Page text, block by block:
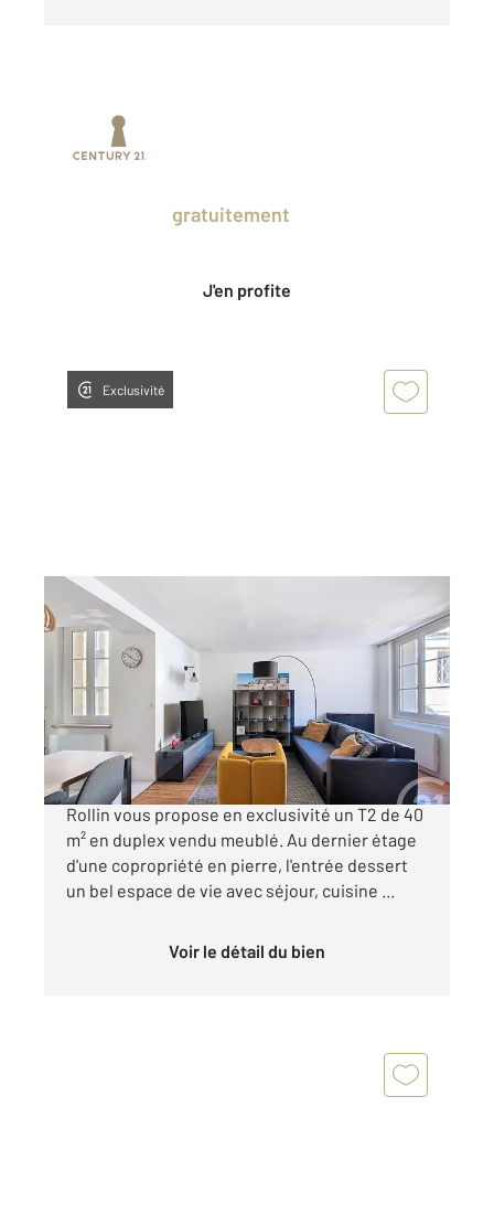
gratuitement
J'en profite
Exclusivité
BORDEAUX 33
40,32 m
2, 2 pièces
Ref : 25850
Appartement T2 à vendre
270 000 €
RUE ESPRIT DES LOIS - Century 21 Cabinet
Rollin vous propose en exclusivité un T2 de 40
m² en duplex vendu meublé. Au dernier étage
d'une copropriété en pierre, l'entrée dessert
un bel espace de vie avec séjour, cuisine ...
Voir le détail du bien